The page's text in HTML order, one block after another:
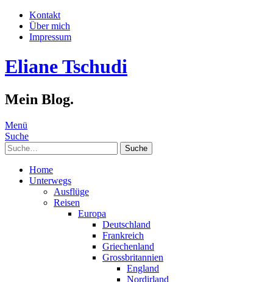
Kontakt
Über mich
Impressum
Eliane Tschudi
Mein Blog.
Menü
Suche
Suche
Home
Unterwegs
Ausflüge
Reisen
Europa
Deutschland
Frankreich
Griechenland
Grossbritannien
England
Nordirland